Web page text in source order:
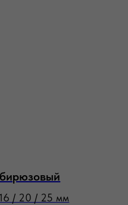
/ 20 / 25 мм